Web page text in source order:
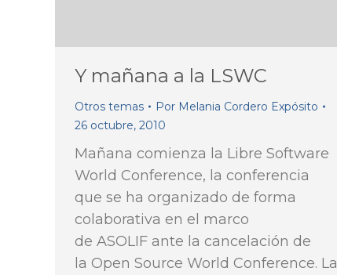
Y mañana a la LSWC
Otros temas Por Melania Cordero Expósito
26 octubre, 2010
Mañana comienza la Libre Software
World Conference, la conferencia
que se ha organizado de forma
colaborativa en el marco
de ASOLIF ante la cancelación de
la Open Source World Conference. La